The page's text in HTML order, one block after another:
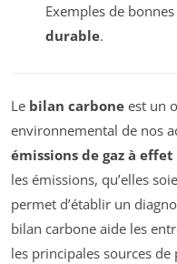
Exemples de
durable.
Le bilan carbone est un
environnemental de nos
émissions de gaz à
les émissions, qu’elles
permet d’établir un
bilan carbone aide les
les principales sources